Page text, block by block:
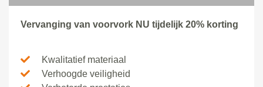
Vervanging van voorvork NU tijdelijk 20% korting
Kwalitatief materiaal
Verhoogde veiligheid